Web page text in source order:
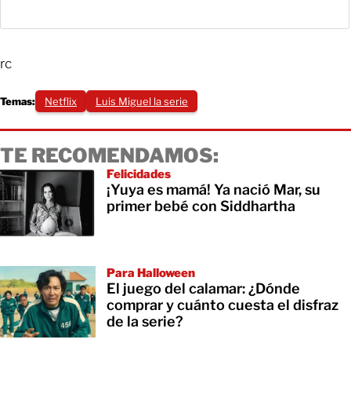
rc
Temas: Netflix Luis Miguel la serie
TE RECOMENDAMOS:
Felicidades
¡Yuya es mamá! Ya nació Mar, su
primer bebé con Siddhartha
Para Halloween
El juego del calamar: ¿Dónde
comprar y cuánto cuesta el disfraz
de la serie?